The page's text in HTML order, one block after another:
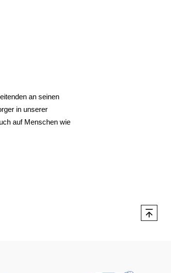
an seinen
in unserer
auf Menschen wie